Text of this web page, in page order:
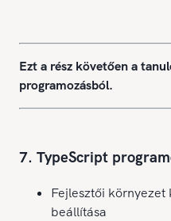
Ezt a rész követően a
programozásból.
7. TypeScript
Fejlesztői környezet
beállítása